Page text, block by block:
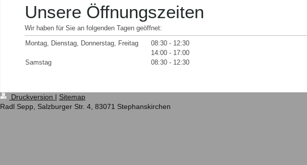
Unsere Öffnungszeiten
Wir haben für Sie an folgenden Tagen geöffnet:
Montag, Dienstag, Donnerstag, Freitag
08:30 - 12:30
14:00 - 17:00
Samstag
08:30 - 12:30
Druckversion | Sitemap
Radl Sepp, Salzburger Str. 4, 83071 Stephanskirchen